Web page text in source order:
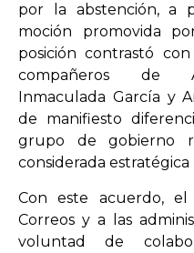
por la abstención, a
moción promovida
posición contrastó
compañeros de
Inmaculada García y
de manifiesto
grupo de gobierno
considerada
Con este acuerdo, el
Correos y a las
voluntad de